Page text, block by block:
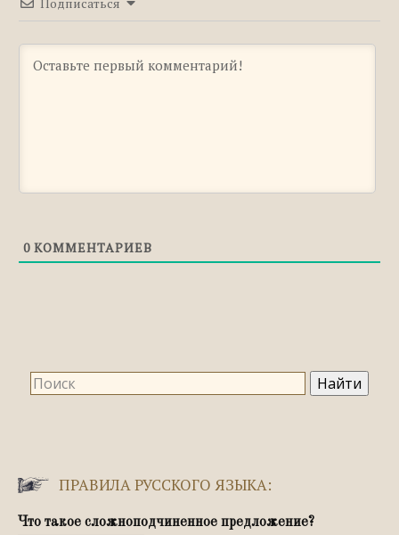
Что такое обстоятельство места?
0 КОММЕНТАРИЕВ
ПРАВИЛА РУССКОГО ЯЗЫКА:
Что такое сложноподчиненное предложение?